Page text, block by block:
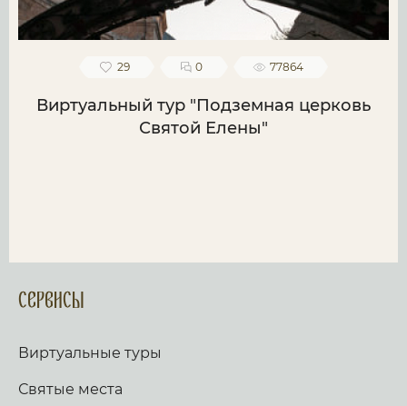
29 0 77864
Виртуальный тур "Подземная церковь
Святой Елены"
Сервисы
Виртуальные туры
Святые места